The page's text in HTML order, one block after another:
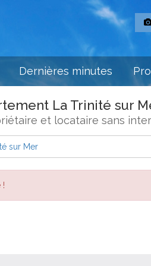
Dernières minutes
La Trinité sur
et locataire sans
sur Mer
!